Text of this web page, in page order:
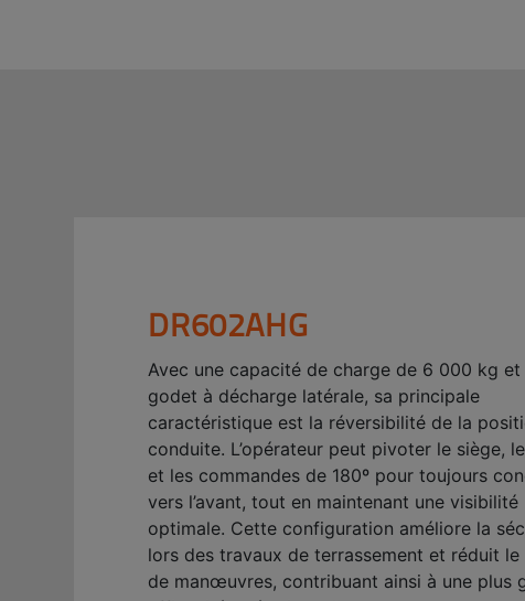
DR602AHG
Avec une capacité de charge de 6 000 kg et
godet à décharge latérale, sa principale
caractéristique est la réversibilité de la
conduite. L’opérateur peut pivoter le siège,
et les commandes de 180º pour toujours
vers l’avant, tout en maintenant une visibilité
optimale. Cette configuration améliore la
lors des travaux de terrassement et réduit le
de manœuvres, contribuant ainsi à une plus